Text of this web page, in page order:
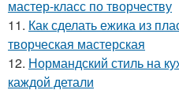
мастер-класс по творчеству
11. Как сделать ежика из
творческая мастерская
12. Нормандский стиль на
каждой детали